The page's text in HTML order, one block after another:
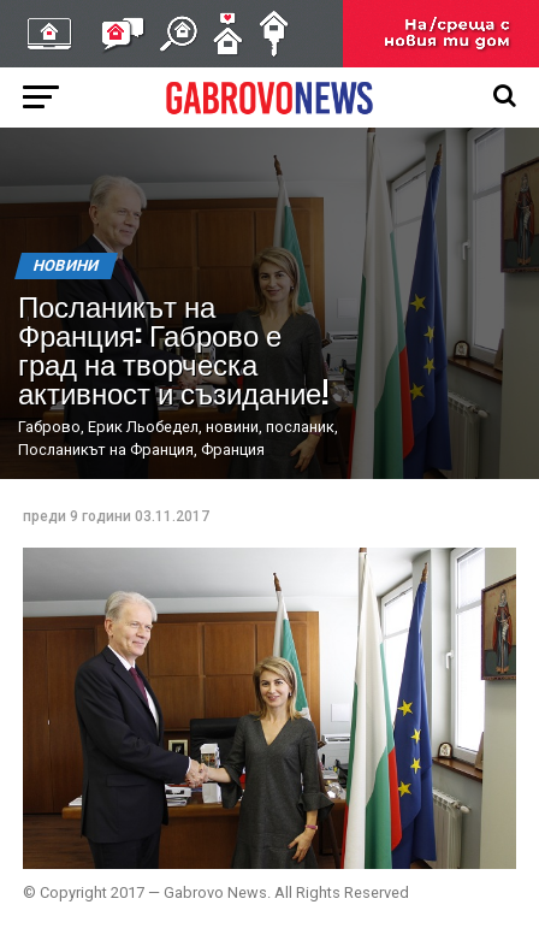
НОВИНИ
Посланикът на
Франция: Габрово е
град на творческа
активност и съзидание!
Габрово, Ерик Льобедел, новини, посланик,
Посланикът на Франция, Франция
преди 9 години 03.11.2017
© Copyright 2017 — Gabrovo News. All Rights Reserved